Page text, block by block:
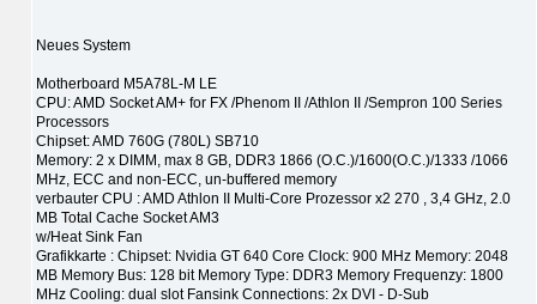
Neues System
Motherboard M5A78L-M LE
CPU: AMD Socket AM+ for FX /Phenom II /Athlon II /Sempron 100 Series
Processors
Chipset: AMD 760G (780L) SB710
Memory: 2 x DIMM, max 8 GB, DDR3 1866 (O.C.)/1600(O.C.)/1333 /1066
MHz, ECC and non-ECC, un-buffered memory
verbauter CPU : AMD Athlon II Multi-Core Prozessor x2 270 , 3,4 GHz, 2.0
MB Total Cache Socket AM3
w/Heat Sink Fan
Grafikkarte : Chipset: Nvidia GT 640 Core Clock: 900 MHz Memory: 2048
MB Memory Bus: 128 bit Memory Type: DDR3 Memory Frequenzy: 1800
MHz Cooling: dual slot Fansink Connections: 2x DVI - D-Sub